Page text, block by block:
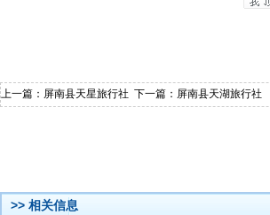
上一篇： 屏南县天星旅行社 下一篇： 屏南县天湖旅行社
>> 相关信息